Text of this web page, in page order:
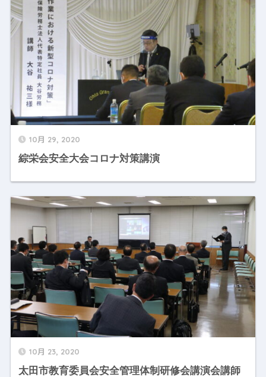
10月 29, 2020
綜栄会安全大会コロナ対策講演
10月 23, 2020
太田市教育委員会安全管理体制研修会講演会講師